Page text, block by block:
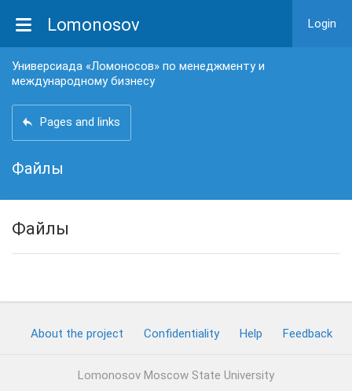
Lomonosov Login
Универсиада «Ломоносов» по менеджменту и
международному бизнесу
Pages and links
Файлы
Файлы
About the project Confidentiality Help Feedback
Lomonosov Moscow State University